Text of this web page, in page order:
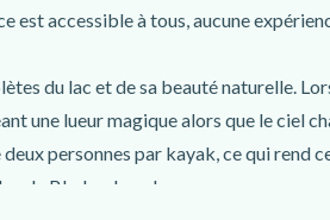
est accessible à tous, aucune
du lac et de sa beauté naturelle.
une lueur magique alors que le ciel
personnes par kayak, ce qui rend
de Bled en kayak.